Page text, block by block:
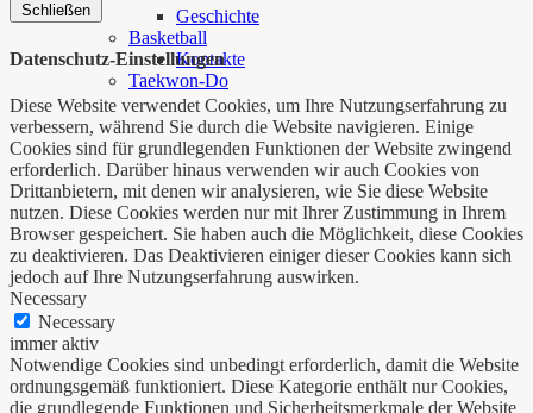
Geschichte
Basketball
Kontakte
Taekwon-Do
Schließen
Datenschutz-Einstellungen
Diese Website verwendet Cookies, um Ihre Nutzungserfahrung zu
verbessern, während Sie durch die Website navigieren. Einige
Cookies sind für grundlegenden Funktionen der Website zwingend
erforderlich. Darüber hinaus verwenden wir auch Cookies von
Drittanbietern, mit denen wir analysieren, wie Sie diese Website
nutzen. Diese Cookies werden nur mit Ihrer Zustimmung in Ihrem
Browser gespeichert. Sie haben auch die Möglichkeit, diese Cookies
zu deaktivieren. Das Deaktivieren einiger dieser Cookies kann sich
jedoch auf Ihre Nutzungserfahrung auswirken.
Necessary
Necessary
immer aktiv
Notwendige Cookies sind unbedingt erforderlich, damit die Website
ordnungsgemäß funktioniert. Diese Kategorie enthält nur Cookies,
die grundlegende Funktionen und Sicherheitsmerkmale der Website